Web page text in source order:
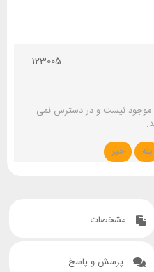
123005
موجود نیست و در دسترس نمی
بله خیر
مشخصات
پرسش و پاسخ